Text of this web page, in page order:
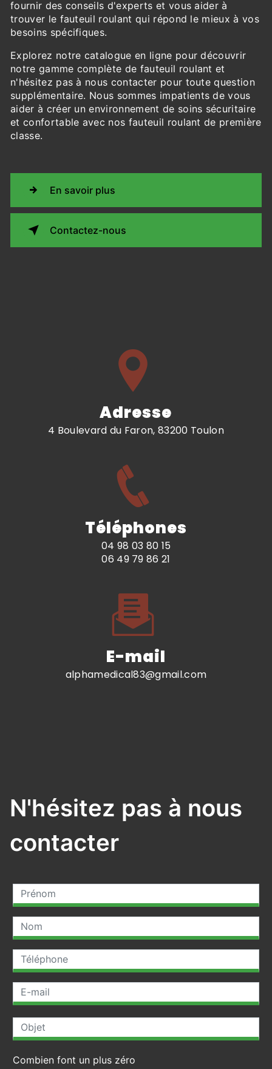
fournir des conseils d'experts et vous aider à
trouver le fauteuil roulant qui répond le mieux à vos
besoins spécifiques.
Explorez notre catalogue en ligne pour découvrir
notre gamme complète de fauteuil roulant et
n'hésitez pas à nous contacter pour toute question
supplémentaire. Nous sommes impatients de vous
aider à créer un environnement de soins sécuritaire
et confortable avec nos fauteuil roulant de première
classe.
En savoir plus
Contactez-nous
Adresse
4 Boulevard du Faron, 83200 Toulon
Téléphones
04 98 03 80 15
06 49 79 86 21
E-mail
alphamedical83@gmail.com
N'hésitez pas à nous
contacter
Combien font un plus zéro